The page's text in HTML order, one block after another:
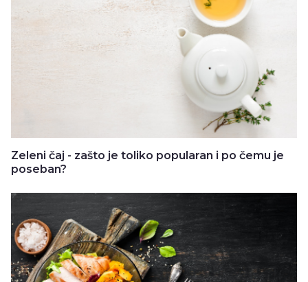
Zeleni čaj - zašto je toliko popularan i po čemu je
poseban?